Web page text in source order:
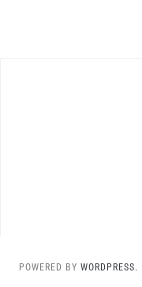
POWERED BY WORDPRESS.